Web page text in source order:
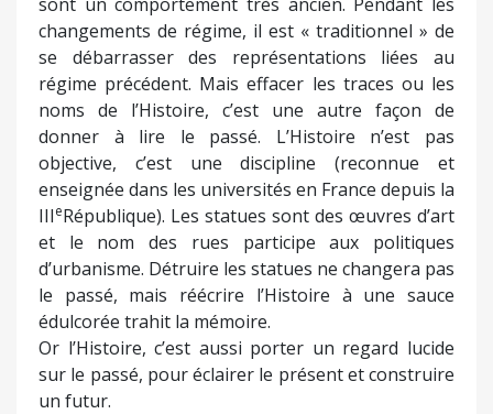
changements de régime, il est « traditionnel » de
se débarrasser des représentations liées au
régime précédent. Mais effacer les traces ou les
noms de l’Histoire, c’est une autre façon de
donner à lire le passé. L’Histoire n’est pas
objective, c’est une discipline (reconnue et
enseignée dans les universités en France depuis la
IIIeRépublique). Les statues sont des œuvres d’art
et le nom des rues participe aux politiques
d’urbanisme. Détruire les statues ne changera pas
le passé, mais réécrire l’Histoire à une sauce
édulcorée trahit la mémoire.
Or l’Histoire, c’est aussi porter un regard lucide
sur le passé, pour éclairer le présent et construire
un futur.